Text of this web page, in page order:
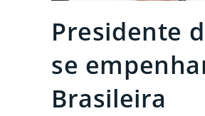
Presidente
se
Brasileira